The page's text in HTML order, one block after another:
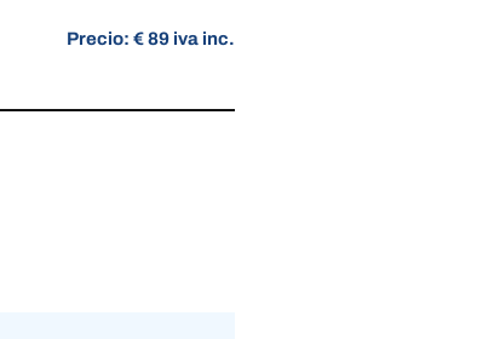
Precio: € 89 iva inc.